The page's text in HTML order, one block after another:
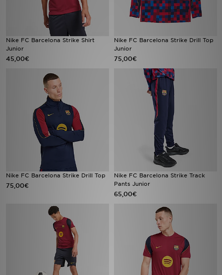
Nike FC Barcelona Strike Shirt
Junior
45,00€
Nike FC Barcelona Strike Drill Top
Junior
75,00€
Nike FC Barcelona Strike Drill Top
75,00€
Nike FC Barcelona Strike Track
Pants Junior
65,00€
Trending Styles